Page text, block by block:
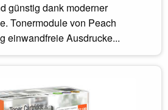
günstig dank moderner
Tonermodule von Peach
einwandfreie Ausdrucke...